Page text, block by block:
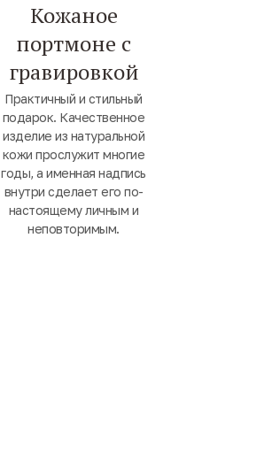
Кожаное
портмоне с
гравировкой
Практичный и стильный
подарок. Качественное
изделие из натуральной
кожи прослужит многие
годы, а именная надпись
внутри сделает его по-
настоящему личным и
неповторимым.